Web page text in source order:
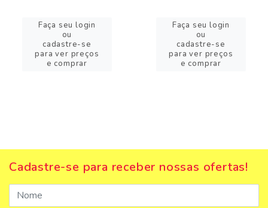
Faça seu login
ou
cadastre-se
para ver preços
e comprar
Faça seu login
ou
cadastre-se
para ver preços
e comprar
Cadastre-se para receber nossas ofertas!